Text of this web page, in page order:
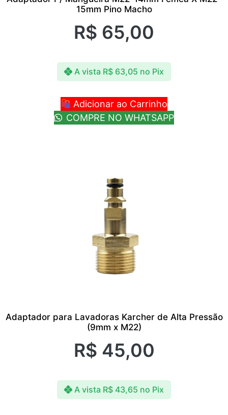
15mm Pino Macho
R$ 65,00
A vista R$ 63,05 no Pix
Adicionar ao Carrinho
COMPRE NO WHATSAPP
Adaptador para Lavadoras Karcher de Alta Pressão
(9mm x M22)
R$ 45,00
A vista R$ 43,65 no Pix